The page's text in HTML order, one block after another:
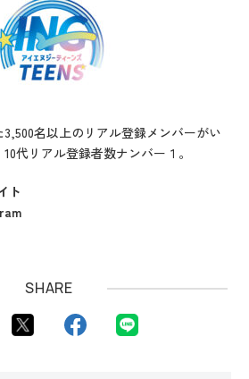
名以上のリアル登録メンバーがい
代リアル登録者数ナンバー１。
ト
SHARE